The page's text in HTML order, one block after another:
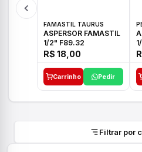
FAMASTIL TAURUS
ASPERSOR FAMASTIL
1/2" F89.32
R$ 18,00
Carrinho Pedir
Filtrar por